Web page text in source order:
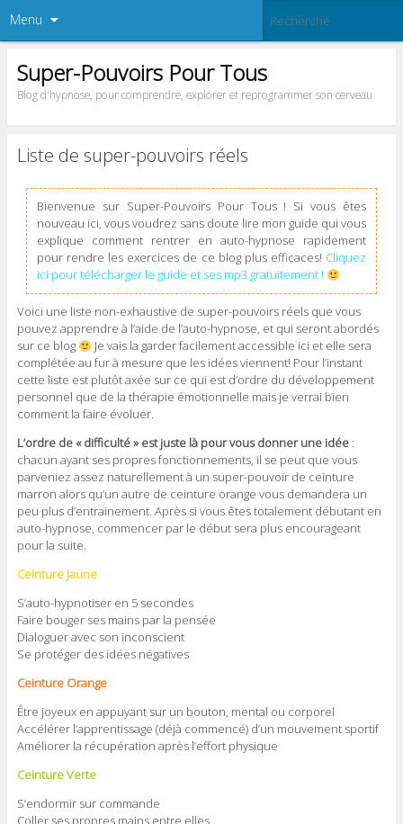
Menu
Super-Pouvoirs Pour Tous
Blog d'hypnose, pour comprendre, explorer et reprogrammer son cerveau
Liste de super-pouvoirs réels
Bienvenue sur Super-Pouvoirs Pour Tous ! Si vous êtes
nouveau ici, vous voudrez sans doute lire mon guide qui vous
explique comment rentrer en auto-hypnose rapidement
pour rendre les exercices de ce blog plus efficaces! Cliquez
ici pour télécharger le guide et ses mp3 gratuitement !
Voici une liste non-exhaustive de super-pouvoirs réels que vous
pouvez apprendre à l’aide de l’auto-hypnose, et qui seront abordés
sur ce blog
Je vais la garder facilement accessible ici et elle sera
complétée au fur à mesure que les idées viennent! Pour l’instant
cette liste est plutôt axée sur ce qui est d’ordre du développement
personnel que de la thérapie émotionnelle mais je verrai bien
comment la faire évoluer.
L’ordre de « difficulté » est juste là pour vous donner une idée:
chacun ayant ses propres fonctionnements, il se peut que vous
parveniez assez naturellement à un super-pouvoir de ceinture
marron alors qu’un autre de ceinture orange vous demandera un
peu plus d’entrainement. Après si vous êtes totalement débutant en
auto-hypnose, commencer par le début sera plus encourageant
pour la suite.
Ceinture Jaune
S’auto-hypnotiser en 5 secondes
Faire bouger ses mains par la pensée
Dialoguer avec son inconscient
Se protéger des idées négatives
Ceinture Orange
Être joyeux en appuyant sur un bouton, mental ou corporel
Accélérer l’apprentissage (déjà commencé) d’un mouvement sportif
Améliorer la récupération après l’effort physique
Ceinture Verte
S’endormir sur commande
Coller ses propres mains entre elles